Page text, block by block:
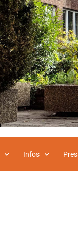
Infos